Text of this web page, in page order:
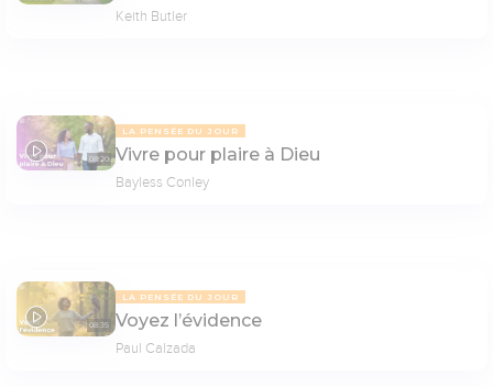
Keith Butler
08:20
LA PENSÉE DU JOUR
Vivre pour plaire à Dieu
Bayless Conley
08:35
LA PENSÉE DU JOUR
Voyez l’évidence
Paul Calzada